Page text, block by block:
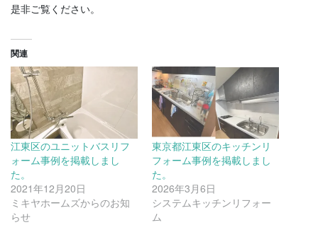
是非ご覧ください。
関連
江東区のユニットバスリフ
ォーム事例を掲載しまし
た。
2021年12月20日
ミキヤホームズからのお知
らせ
東京都江東区のキッチンリ
フォーム事例を掲載しまし
た。
2026年3月6日
システムキッチンリフォー
ム